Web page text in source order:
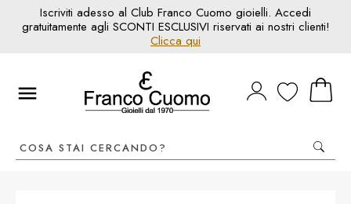
Iscriviti adesso al Club Franco Cuomo gioielli. Accedi
gratuitamente agli SCONTI ESCLUSIVI riservati ai nostri clienti!
Clicca qui